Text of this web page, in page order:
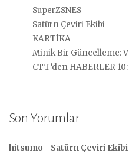
SuperZSNES
Satürn Çeviri Ekibi
KARTİKA
Minik Bir Güncelleme:
CTT’den HABERLER
Son Yorumlar
hitsumo - Satürn Çeviri Ekibi